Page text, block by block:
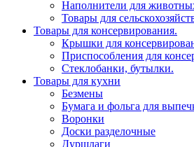
Наполнители для
Товары для
Товары для консервирования.
Крышки для
Приспособления для
Стеклобанки, бутылки.
Товары для кухни
Безмены
Бумага и фольга для
Воронки
Доски разделочные
Дуршлаги